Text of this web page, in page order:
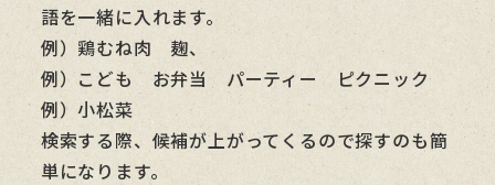
語を一緒に入れます。
例）鶏むね肉 麹、
例）こども お弁当 パーティー ピクニック
例）小松菜
検索する際、候補が上がってくるので探すのも簡
単になります。